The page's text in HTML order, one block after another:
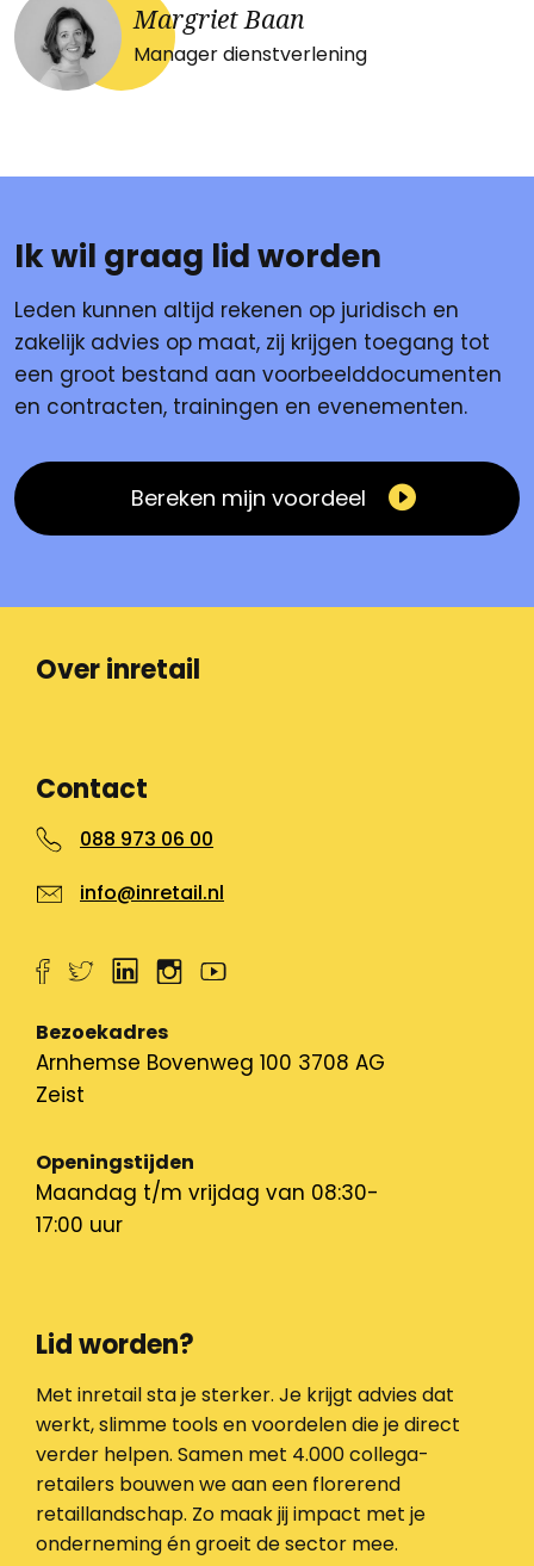
Margriet Baan
Manager dienstverlening
Ik wil graag lid worden
Leden kunnen altijd rekenen op juridisch en
zakelijk advies op maat, zij krijgen toegang tot
een groot bestand aan voorbeelddocumenten
en contracten, trainingen en evenementen.
Bereken mijn voordeel
Over inretail
Contact
088 973 06 00
info@inretail.nl
Bezoekadres
Arnhemse Bovenweg 100 3708 AG
Zeist
Openingstijden
Maandag t/m vrijdag van 08:30-
17:00 uur
Lid worden?
Met inretail sta je sterker. Je krijgt advies dat
werkt, slimme tools en voordelen die je direct
verder helpen. Samen met 4.000 collega-
retailers bouwen we aan een florerend
retaillandschap. Zo maak jij impact met je
onderneming én groeit de sector mee.